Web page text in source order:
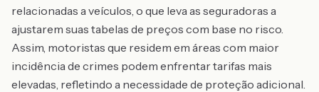
relacionadas a veículos, o que leva as seguradoras a
ajustarem suas tabelas de preços com base no risco.
Assim, motoristas que residem em áreas com maior
incidência de crimes podem enfrentar tarifas mais
elevadas, refletindo a necessidade de proteção adicional.